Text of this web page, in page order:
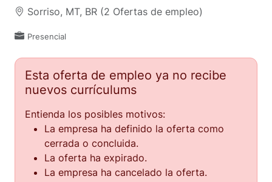
Sorriso, MT, BR (2 Ofertas de empleo)
Presencial
Esta oferta de empleo ya no recibe
nuevos currículums
Entienda los posibles motivos:
La empresa ha definido la oferta como
cerrada o concluida.
La oferta ha expirado.
La empresa ha cancelado la oferta.